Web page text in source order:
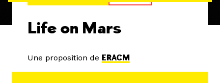
Life on Mars
Une proposition de ERACM